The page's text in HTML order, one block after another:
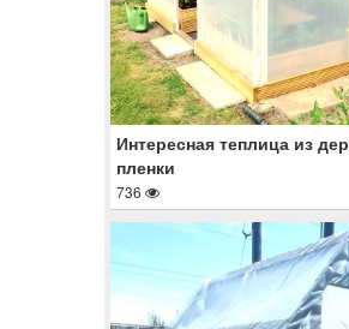
Интересная теплица из
пленки
736